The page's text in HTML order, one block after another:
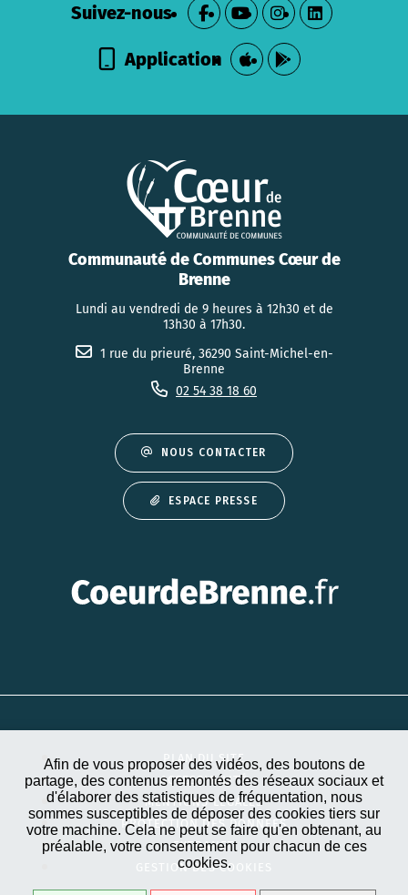
Afin de vous proposer des vidéos, des boutons de
partage, des contenus remontés des réseaux sociaux et
d'élaborer des statistiques de fréquentation, nous
sommes susceptibles de déposer des cookies tiers sur
votre machine. Cela ne peut se faire qu'en obtenant, au
préalable, votre consentement pour chacun de ces
cookies.
Suivez-nous
Application
Communauté de Communes Cœur de
Brenne
Lundi au vendredi de 9 heures à 12h30 et de
13h30 à 17h30.
1 rue du prieuré, 36290 Saint-Michel-en-
Brenne
02 54 38 18 60
NOUS CONTACTER
ESPACE PRESSE
PLAN DU SITE
ACCESSIBILITÉ
MENTIONS LÉGALES
PROTECTION DES DONNÉES
EXTRANET
GESTION DES COOKIES